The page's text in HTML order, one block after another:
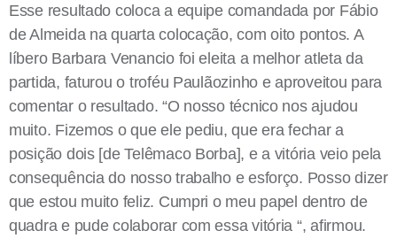
Esse resultado coloca a equipe comandada por Fábio
de Almeida na quarta colocação, com oito pontos. A
líbero Barbara Venancio foi eleita a melhor atleta da
partida, faturou o troféu Paulãozinho e aproveitou para
comentar o resultado. “O nosso técnico nos ajudou
muito. Fizemos o que ele pediu, que era fechar a
posição dois [de Telêmaco Borba], e a vitória veio pela
consequência do nosso trabalho e esforço. Posso dizer
que estou muito feliz. Cumpri o meu papel dentro de
quadra e pude colaborar com essa vitória “, afirmou.